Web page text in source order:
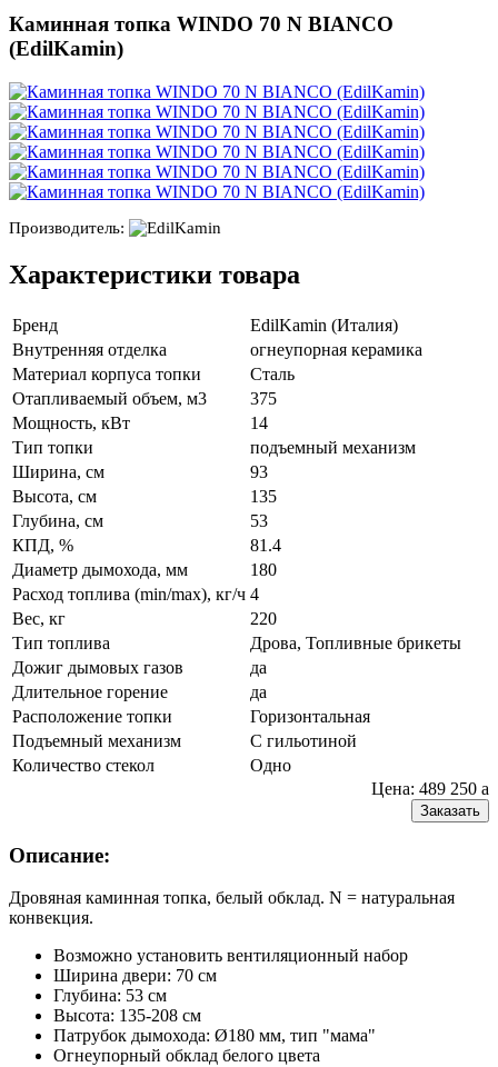
Каминная топка WINDO 70 N BIANCO
(EdilKamin)
Производитель:
Характеристики товара
Бренд
EdilKamin (Италия)
Внутренняя отделка
огнеупорная керамика
Материал корпуса топки
Сталь
Отапливаемый объем, м3
375
Мощность, кВт
14
Тип топки
подъемный механизм
Ширина, см
93
Высота, см
135
Глубина, см
53
КПД, %
81.4
Диаметр дымохода, мм
180
Расход топлива (min/max), кг/ч 4
Вес, кг
220
Тип топлива
Дрова, Топливные брикеты
Дожиг дымовых газов
да
Длительное горение
да
Расположение топки
Горизонтальная
Подъемный механизм
С гильотиной
Количество стекол
Одно
Цена: 489 250 a
Заказать
Описание:
Дровяная каминная топка, белый обклад. N = натуральная
конвекция.
Возможно установить вентиляционный набор
Ширина двери: 70 см
Глубина: 53 см
Высота: 135-208 см
Патрубок дымохода: Ø180 мм, тип "мама"
Огнеупорный обклад белого цвета